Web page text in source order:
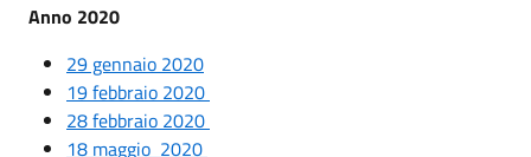
Anno 2020
29 gennaio 2020
19 febbraio 2020
28 febbraio 2020
18 maggio 2020